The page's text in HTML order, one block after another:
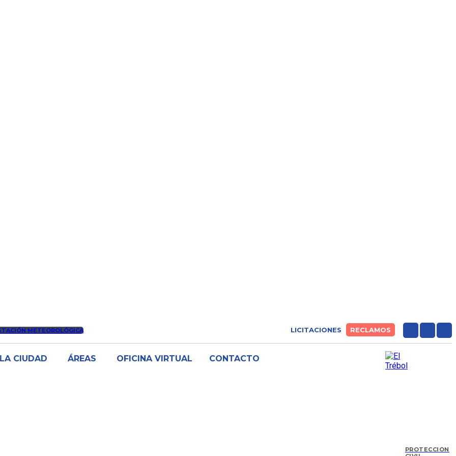
METEOROLÓGICA LICITACIONES RECLAMOS
LA CIUDAD ÁREAS OFICINA VIRTUAL CONTACTO
PROTECCIÓN